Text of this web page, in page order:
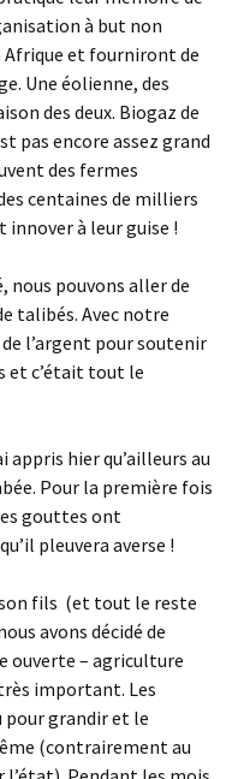
à but non
Afrique et fourniront de
Une éolienne, des
des deux. Biogaz de
pas encore assez grand
des fermes
centaines de milliers
à leur guise !
nous pouvons aller de
talibés. Avec notre
l’argent pour soutenir
et c’était tout le
appris hier qu’ailleurs au
Pour la première fois
gouttes ont
pleuvera averse !
son fils (et tout le reste
avons décidé de
ouverte – agriculture
important. Les
pour grandir et le
(contrairement au